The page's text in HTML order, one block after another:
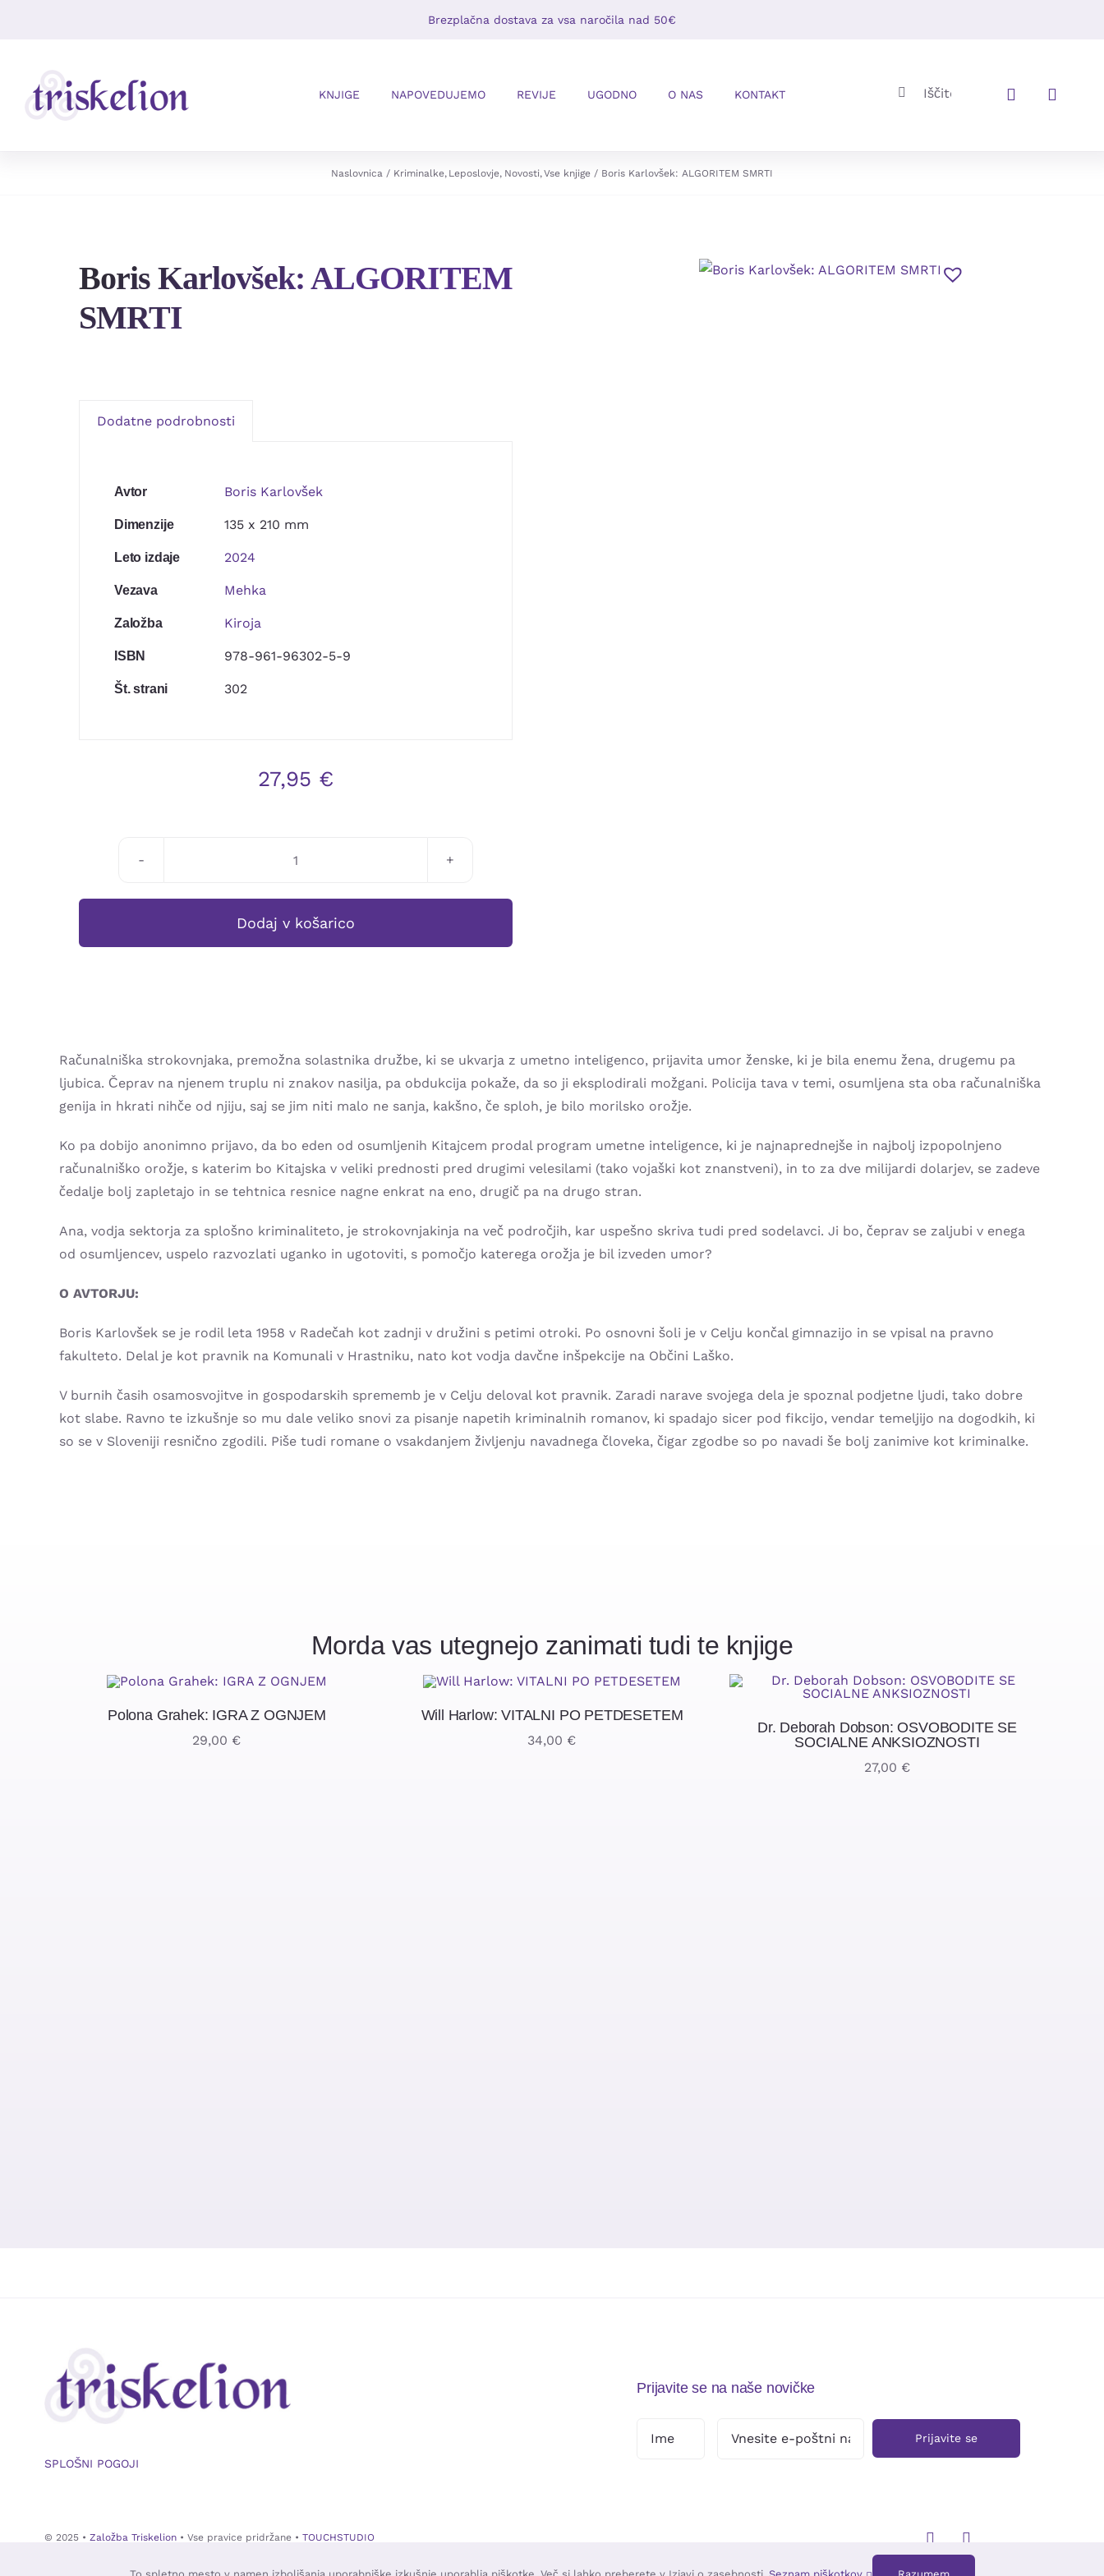
Brezplačna dostava za vsa naročila nad 50€
KNJIGE NAPOVEDUJEMO REVIJE UGODNO O NAS KONTAKT
Naslovnica Kriminalke Leposlovje Novosti Vse knjige Boris Karlovšek: ALGORITEM SMRTI
Boris Karlovšek: ALGORITEM
SMRTI
Dodatne podrobnosti
Avtor Boris Karlovšek
Dimenzije 135 x 210 mm
Leto izdaje 2024
Vezava Mehka
Založba Kiroja
ISBN 978-961-96302-5-9
Št. strani 302
27,95 €
Boris
ALGORITEM
Dodaj v košarico
Računalniška strokovnjaka, premožna solastnika družbe, ki se ukvarja z umetno inteligenco, prijavita umor ženske, ki je bila enemu žena, drugemu pa
ljubica. Čeprav na njenem truplu ni znakov nasilja, pa obdukcija pokaže, da so ji eksplodirali možgani. Policija tava v temi, osumljena sta oba računalniška
genija in hkrati nihče od njiju, saj se jim niti malo ne sanja, kakšno, če sploh, je bilo morilsko orožje.
Ko pa dobijo anonimno prijavo, da bo eden od osumljenih Kitajcem prodal program umetne inteligence, ki je najnaprednejše in najbolj izpopolnjeno
računalniško orožje, s katerim bo Kitajska v veliki prednosti pred drugimi velesilami (tako vojaški kot znanstveni), in to za dve milijardi dolarjev, se zadeve
čedalje bolj zapletajo in se tehtnica resnice nagne enkrat na eno, drugič pa na drugo stran.
Ana, vodja sektorja za splošno kriminaliteto, je strokovnjakinja na več področjih, kar uspešno skriva tudi pred sodelavci. Ji bo, čeprav se zaljubi v enega
od osumljencev, uspelo razvozlati uganko in ugotoviti, s pomočjo katerega orožja je bil izveden umor?
O AVTORJU:
Boris Karlovšek se je rodil leta 1958 v Radečah kot zadnji v družini s petimi otroki. Po osnovni šoli je v Celju končal gimnazijo in se vpisal na pravno
fakulteto. Delal je kot pravnik na Komunali v Hrastniku, nato kot vodja davčne inšpekcije na Občini Laško.
V burnih časih osamosvojitve in gospodarskih sprememb je v Celju deloval kot pravnik. Zaradi narave svojega dela je spoznal podjetne ljudi, tako dobre
kot slabe. Ravno te izkušnje so mu dale veliko snovi za pisanje napetih kriminalnih romanov, ki spadajo sicer pod fikcijo, vendar temeljijo na dogodkih, ki
so se v Sloveniji resnično zgodili. Piše tudi romane o vsakdanjem življenju navadnega človeka, čigar zgodbe so po navadi še bolj zanimive kot kriminalke.
Morda vas utegnejo zanimati tudi te knjige
Polona Grahek: IGRA Z OGNJEM
29,00 €
Will Harlow: VITALNI PO PETDESETEM
34,00 €
Dr. Deborah Dobson: OSVOBODITE SE
SOCIALNE ANKSIOZNOSTI
27,00 €
SPLOŠNI POGOJI
Prijavite se na naše novičke
Prijavite se
© 2025 • Založba Triskelion• Vse pravice pridržane • TOUCHSTUDIO